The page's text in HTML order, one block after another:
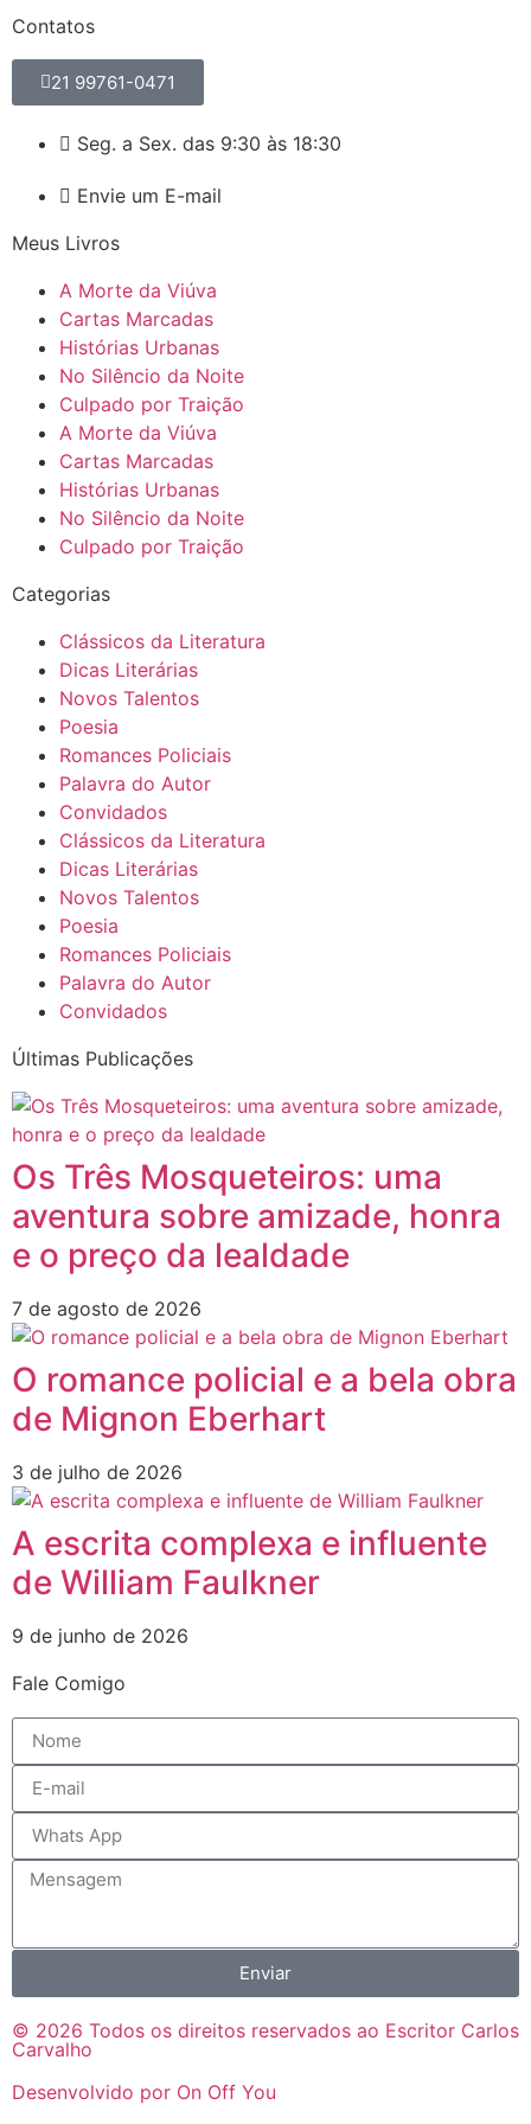
Contatos
21 99761-0471
Seg. a Sex. das 9:30 às 18:30
Envie um E-mail
Meus Livros
A Morte da Viúva
Cartas Marcadas
Histórias Urbanas
No Silêncio da Noite
Culpado por Traição
A Morte da Viúva
Cartas Marcadas
Histórias Urbanas
No Silêncio da Noite
Culpado por Traição
Categorias
Clássicos da Literatura
Dicas Literárias
Novos Talentos
Poesia
Romances Policiais
Palavra do Autor
Convidados
Clássicos da Literatura
Dicas Literárias
Novos Talentos
Poesia
Romances Policiais
Palavra do Autor
Convidados
Últimas Publicações
Os Três Mosqueteiros: uma
aventura sobre amizade, honra
e o preço da lealdade
7 de agosto de 2026
O romance policial e a bela obra
de Mignon Eberhart
3 de julho de 2026
A escrita complexa e influente
de William Faulkner
9 de junho de 2026
Fale Comigo
Enviar
© 2026 Todos os direitos reservados ao Escritor Carlos
Carvalho
Desenvolvido por On Off You